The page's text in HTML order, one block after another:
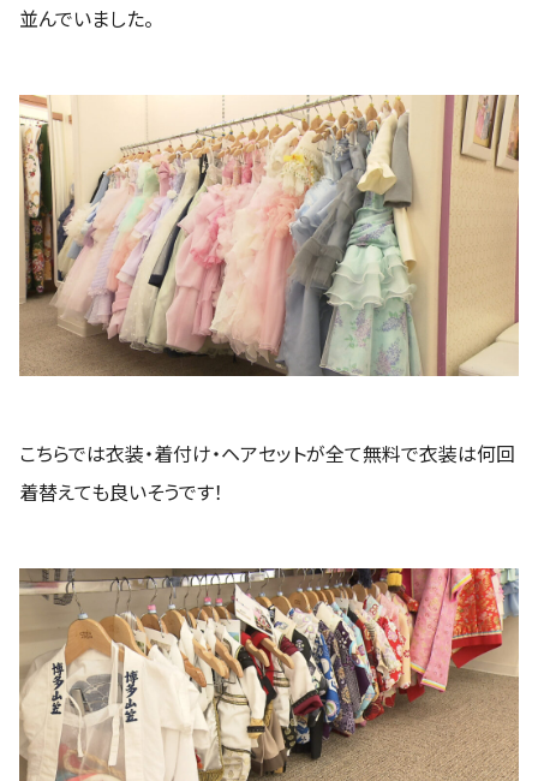
並んでいました。
こちらでは衣装・着付け・ヘアセットが全て無料で衣装は何回
着替えても良いそうです！